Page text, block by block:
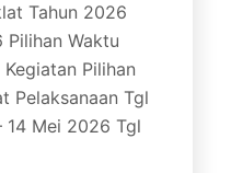
Tahun 2026
Pilihan Waktu
Pilihan
Pelaksanaan Tgl
14 Mei 2026 Tgl